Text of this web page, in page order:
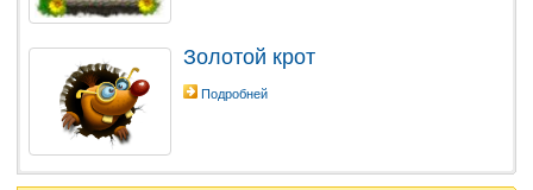
Золотой крот
Подробней